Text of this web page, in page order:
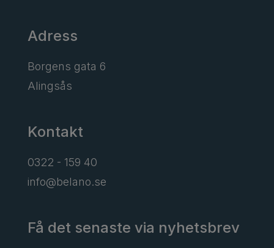
Adress
Borgens gata 6
Alingsås
Kontakt
0322 - 159 40
info@belano.se
Få det senaste via nyhetsbrev